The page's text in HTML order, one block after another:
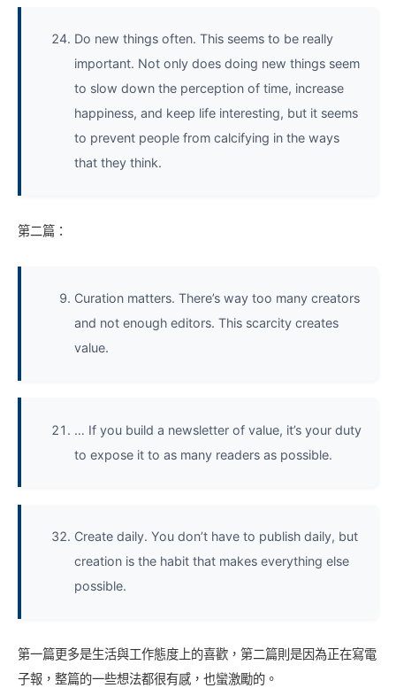
Do new things often. This seems to be really
important. Not only does doing new things seem
to slow down the perception of time, increase
happiness, and keep life interesting, but it seems
to prevent people from calcifying in the ways
that they think.
第二篇：
Curation matters. There’s way too many creators
and not enough editors. This scarcity creates
value.
… If you build a newsletter of value, it’s your duty
to expose it to as many readers as possible.
Create daily. You don’t have to publish daily, but
creation is the habit that makes everything else
possible.
第一篇更多是生活與工作態度上的喜歡，第二篇則是因為正在寫電
子報，整篇的一些想法都很有感，也蠻激勵的。